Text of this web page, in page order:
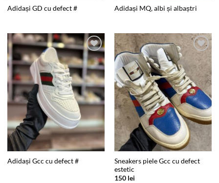
Adidași GD cu defect # Adidași MQ, albi și albaștri
Add to
wishlist
Adidași Gcc cu defect #
Add to
wishlist
Sneakers piele Gcc cu defect
estetic
150 lei